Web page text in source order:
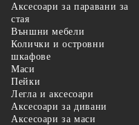
Аксесоари за паравани за
стая
Външни мебели
Колички и островни
шкафове
Маси
Пейки
Легла и аксесоари
Аксесоари за дивани
Аксесоари за маси